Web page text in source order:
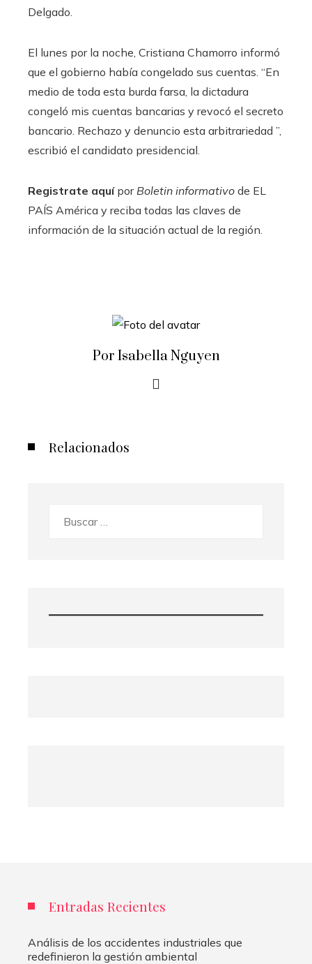
Delgado.
El lunes por la noche, Cristiana Chamorro informó
que el gobierno había congelado sus cuentas. “En
medio de toda esta burda farsa, la dictadura
congeló mis cuentas bancarias y revocó el secreto
bancario. Rechazo y denuncio esta arbitrariedad ”,
escribió el candidato presidencial.
Registrate aquí por Boletin informativo de EL
PAÍS América y reciba todas las claves de
información de la situación actual de la región.
Por Isabella Nguyen
Relacionados
Entradas Recientes
Análisis de los accidentes industriales que
redefinieron la gestión ambiental